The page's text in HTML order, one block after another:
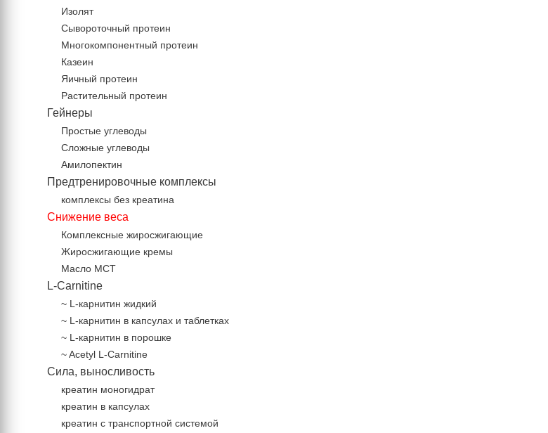
Изолят
Сывороточный протеин
Многокомпонентный протеин
Казеин
Яичный протеин
Растительный протеин
Гейнеры
Простые углеводы
Сложные углеводы
Амилопектин
Предтренировочные комплексы
комплексы без креатина
Снижение веса
Комплексные жиросжигающие
Жиросжигающие кремы
Масло МСТ
L-Carnitine
~ L-карнитин жидкий
~ L-карнитин в капсулах и таблетках
~ L-карнитин в порошке
~ Acetyl L-Carnitine
Сила, выносливость
креатин моногидрат
креатин в капсулах
креатин с транспортной системой